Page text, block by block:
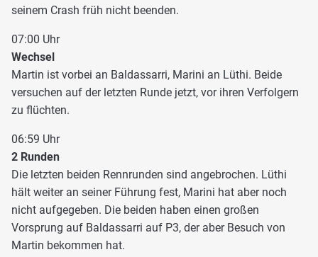
seinem Crash früh nicht beenden.
07:00 Uhr
Wechsel
Martin ist vorbei an Baldassarri, Marini an Lüthi. Beide
versuchen auf der letzten Runde jetzt, vor ihren Verfolgern
zu flüchten.
06:59 Uhr
2 Runden
Die letzten beiden Rennrunden sind angebrochen. Lüthi
hält weiter an seiner Führung fest, Marini hat aber noch
nicht aufgegeben. Die beiden haben einen großen
Vorsprung auf Baldassarri auf P3, der aber Besuch von
Martin bekommen hat.